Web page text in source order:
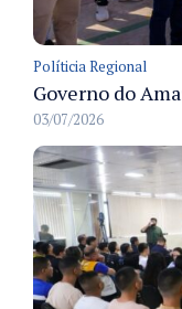
Políticia Regional
03/07/2026